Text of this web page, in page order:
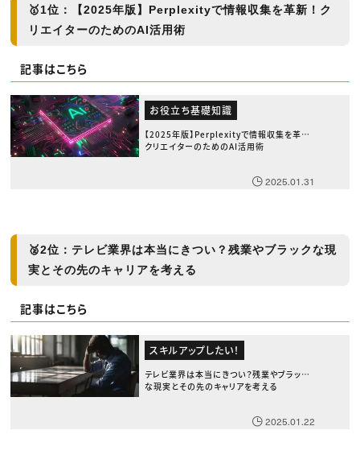
🥇1位：【2025年版】Perplexityで情報収集を革新！ク
リエイターのためのAI活用術
記事はこちら
お役立ち基礎知識
【2025年版】Perplexityで情報収集を革新！
クリエイターのためのAI活用術
2025.01.31
🥈2位：テレビ業界は本当にきつい？残業やブラックな現
実とその先のキャリアを考える
記事はこちら
スキルアップしたい！
テレビ業界は本当にきつい？残業やブラック
な現実とその先のキャリアを考える
2025.01.22